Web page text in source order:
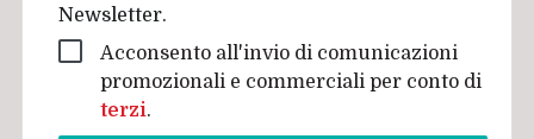
Newsletter.
Acconsento all'invio di comunicazioni
promozionali e commerciali per conto di
terzi.